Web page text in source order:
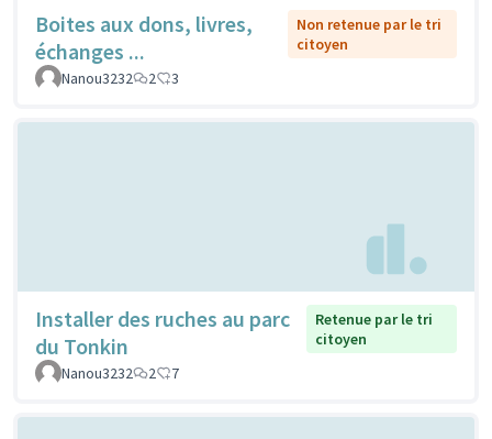
Boites aux dons, livres,
échanges ...
Non retenue par le tri
citoyen
Nanou3232
2 3
Installer des ruches au parc
du Tonkin
Retenue par le tri
citoyen
Nanou3232
2 7